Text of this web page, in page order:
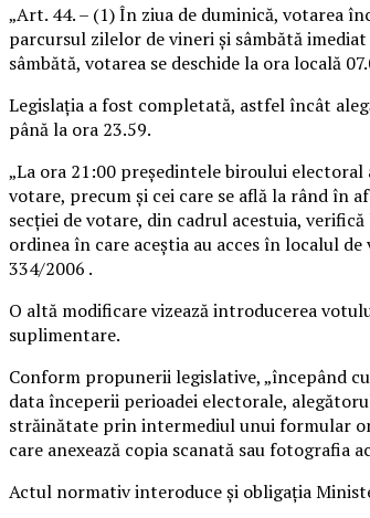
„Art. 44. – (1) În ziua de duminică, votarea
parcursul zilelor de vineri şi sâmbătă
sâmbătă, votarea se deschide la ora locală
Legislaţia a fost completată, astfel încât
până la ora 23.59.
„La ora 21:00 preşedintele biroului
votare, precum şi cei care se află la rând în
secţiei de votare, din cadrul acestuia,
ordinea în care aceştia au acces în localul
334/2006 .
O altă modificare vizează introducerea
suplimentare.
Conform propunerii legislative, „începând
data începerii perioadei electorale,
străinătate prin intermediul unui formular
care anexează copia scanată sau fotografia
Actul normativ interoduce şi obligaţia